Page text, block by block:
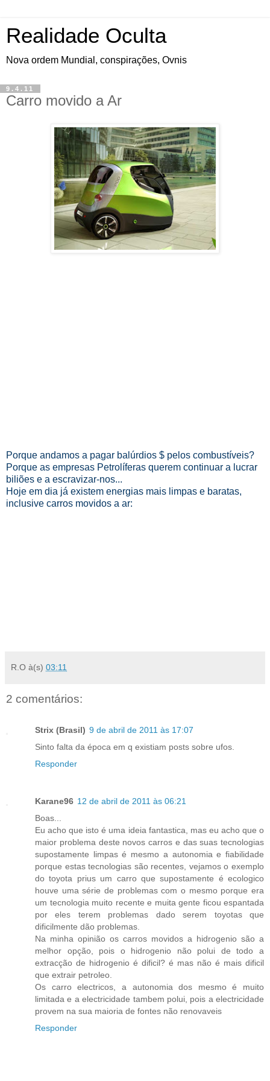
Realidade Oculta
Nova ordem Mundial, conspirações, Ovnis
9.4.11
Carro movido a Ar
Porque andamos a pagar balúrdios $ pelos combustíveis?
Porque as empresas Petrolíferas querem continuar a lucrar
biliões e a escravizar-nos...
Hoje em dia já existem energias mais limpas e baratas,
inclusive carros movidos a ar:
R.O à(s) 03:11
2 comentários:
Strix (Brasil) 9 de abril de 2011 às 17:07
Sinto falta da época em q existiam posts sobre ufos.
Responder
Karane96 12 de abril de 2011 às 06:21
Boas...
Eu acho que isto é uma ideia fantastica, mas eu acho que o
maior problema deste novos carros e das suas tecnologias
supostamente limpas é mesmo a autonomia e fiabilidade
porque estas tecnologias são recentes, vejamos o exemplo
do toyota prius um carro que supostamente é ecologico
houve uma série de problemas com o mesmo porque era
um tecnologia muito recente e muita gente ficou espantada
por eles terem problemas dado serem toyotas que
dificilmente dão problemas.
Na minha opinião os carros movidos a hidrogenio são a
melhor opção, pois o hidrogenio não polui de todo a
extracção de hidrogenio é dificil? é mas não é mais dificil
que extrair petroleo.
Os carro electricos, a autonomia dos mesmo é muito
limitada e a electricidade tambem polui, pois a electricidade
provem na sua maioria de fontes não renovaveis
Responder